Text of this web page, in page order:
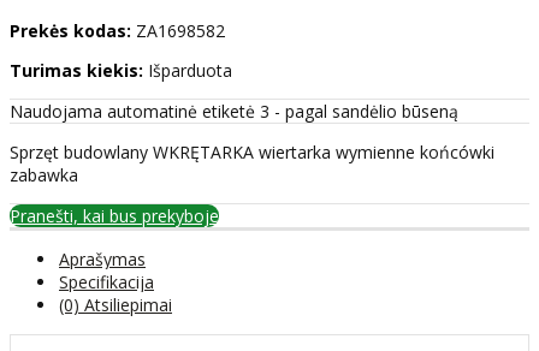
Prekės kodas: ZA1698582
Turimas kiekis: Išparduota
Naudojama automatinė etiketė 3 - pagal sandėlio būseną
Sprzęt budowlany WKRĘTARKA wiertarka wymienne końcówki
zabawka
Pranešti, kai bus prekyboje
Aprašymas
Specifikacija
(0) Atsiliepimai